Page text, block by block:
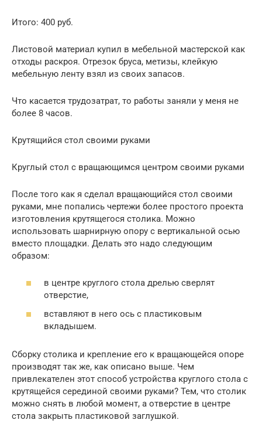
Итого: 400 руб.
Листовой материал купил в мебельной мастерской как
отходы раскроя. Отрезок бруса, метизы, клейкую
мебельную ленту взял из своих запасов.
Что касается трудозатрат, то работы заняли у меня не
более 8 часов.
Крутящийся стол своими руками
Круглый стол с вращающимся центром своими руками
После того как я сделал вращающийся стол своими
руками, мне попались чертежи более простого проекта
изготовления крутящегося столика. Можно
использовать шарнирную опору с вертикальной осью
вместо площадки. Делать это надо следующим
образом:
в центре круглого стола дрелью сверлят
отверстие,
вставляют в него ось с пластиковым
вкладышем.
Сборку столика и крепление его к вращающейся опоре
производят так же, как описано выше. Чем
привлекателен этот способ устройства круглого стола с
крутящейся серединой своими руками? Тем, что столик
можно снять в любой момент, а отверстие в центре
стола закрыть пластиковой заглушкой.